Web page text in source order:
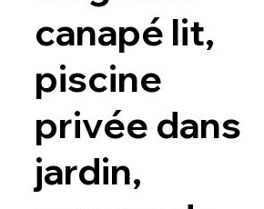
canapé lit,
piscine
privée dans
jardin,